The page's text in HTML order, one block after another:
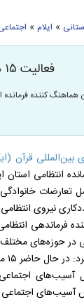
» ایلام »
فعالیت ۱۵ مرکز مشاوره و مددکاری در کلانتری‌های ایلام
بین‌المللی قرآن
انتظامی استان
استان ارجاع داده شده که
فرماندهی
در حوزه‌های
در کلانتری‌های سطح استان فعال هستند.
آسیب‌های
اجتماعی